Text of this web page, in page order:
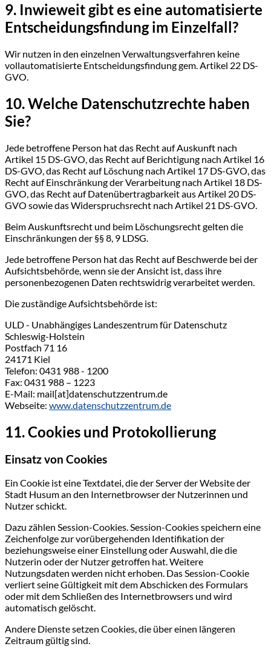
9. Inwieweit gibt es eine automatisierte
Entscheidungsfindung im Einzelfall?
Wir nutzen in den einzelnen Verwaltungsverfahren keine
vollautomatisierte Entscheidungsfindung gem. Artikel 22 DS-
GVO.
10. Welche Datenschutzrechte haben
Sie?
Jede betroffene Person hat das Recht auf Auskunft nach
Artikel 15 DS-GVO, das Recht auf Berichtigung nach Artikel 16
DS-GVO, das Recht auf Löschung nach Artikel 17 DS-GVO, das
Recht auf Einschränkung der Verarbeitung nach Artikel 18 DS-
GVO, das Recht auf Datenübertragbarkeit aus Artikel 20 DS-
GVO sowie das Widerspruchsrecht nach Artikel 21 DS-GVO.
Beim Auskunftsrecht und beim Löschungsrecht gelten die
Einschränkungen der §§ 8, 9 LDSG.
Jede betroffene Person hat das Recht auf Beschwerde bei der
Aufsichtsbehörde, wenn sie der Ansicht ist, dass ihre
personenbezogenen Daten rechtswidrig verarbeitet werden.
Die zuständige Aufsichtsbehörde ist:
ULD - Unabhängiges Landeszentrum für Datenschutz
Schleswig-Holstein
Postfach 71 16
24171 Kiel
Telefon: 0431 988 - 1200
Fax: 0431 988 – 1223
E-Mail: mail[at]datenschutzzentrum.de
Webseite: www.datenschutzzentrum.de
11. Cookies und Protokollierung
Einsatz von Cookies
Ein Cookie ist eine Textdatei, die der Server der Website der
Stadt Husum an den Internetbrowser der Nutzerinnen und
Nutzer schickt.
Dazu zählen Session-Cookies. Session-Cookies speichern eine
Zeichenfolge zur vorübergehenden Identifikation der
beziehungsweise einer Einstellung oder Auswahl, die die
Nutzerin oder der Nutzer getroffen hat. Weitere
Nutzungsdaten werden nicht erhoben. Das Session-Cookie
verliert seine Gültigkeit mit dem Abschicken des Formulars
oder mit dem Schließen des Internetbrowsers und wird
automatisch gelöscht.
Andere Dienste setzen Cookies, die über einen längeren
Zeitraum gültig sind.